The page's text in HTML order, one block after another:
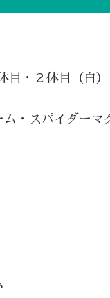
・２体目（白）
ム・スパイダーマ